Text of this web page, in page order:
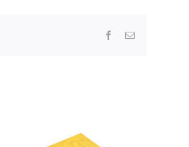
Facebook
Email